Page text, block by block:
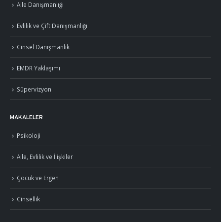
Aile Danışmanlığı
Evlilik ve Çift Danışmanlığı
Cinsel Danışmanlık
EMDR Yaklaşımı
Süpervizyon
MAKALELER
Psikoloji
Aile, Evlilik ve İlişkiler
Çocuk ve Ergen
Cinsellik